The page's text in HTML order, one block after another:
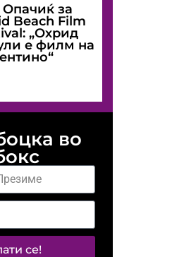
за
Beach Film
„Охрид
е филм на
во
се!